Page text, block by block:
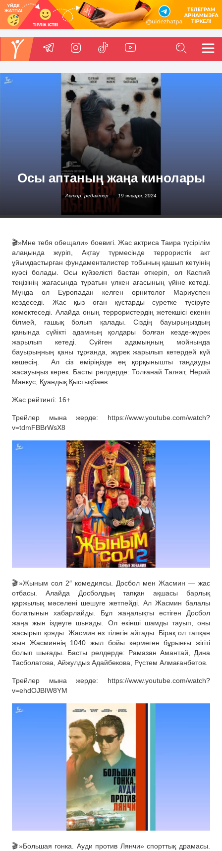
Осы аптаның жаңа кинолары
Автор: редактор 19 января, 2024
🎬»Мне тебя обещали» боевигі. Жас актриса Таира түсірілім
алаңында жүріп, Ақтау түрмесінде террористік акт
ұйымдастырған фундаменталистер тобының қашып кетуінің
куәсі болады. Осы күйзелісті бастан өткеріп, ол Каспий
теңізінің жағасында тұратын үлкен ағасының үйіне кетеді.
Мұнда ол Еуропадан келген орнитолог Мариуспен
кездеседі. Жас қыз оған құстарды суретке түсіруге
көмектеседі. Алайда оның террористердің жетекшісі екенін
білмей, ғашық болып қалады. Сіздің бауырыңыздың
қанында сүйікті адамның қолдары болған кезде-жүрек
жарылып кетеді. Сүйген адамыңның мойнында
бауырыңның қаны тұрғанда, жүрек жарылып кетердей күй
кешесің.
Ал сіз өміріңізде ең қорқынышты таңдауды
жасауыңыз керек. Басты рөлдерде: Толғанай Талғат, Нерий
Манкус, Қуандық Қыстықбаев.
Жас рейтингі: 16+
Трейлер мына жерде: https://www.youtube.com/watch?
v=tdmFBBrWsX8
🎬»Жыным сол 2″ комедиясы. Досбол мен Жасмин — жас
отбасы. Алайда Досболдың тапқан ақшасы барлық
қаржылық мәселені шешуге жетпейді. Ал Жасмин балалы
болатынын хабарлайды. Бұл жаңалықты естіген Досбол
жаңа жын іздеуге шығады. Ол екінші шамды тауып, оны
жасырып қояды. Жасмин өз тілегін айтады. Бірақ ол тапқан
жын Жасминнің 1040 жыл бойы көрмеген бұрынғы жігіті
болып шығады. Басты рөлдерде: Рамазан Амантай, Дина
Тасболатова, Айжулдыз Адайбекова, Рүстем Алмағанбетов.
Трейлер мына жерде: https://www.youtube.com/watch?
v=ehdOJBIW8YM
🎬»Большая гонка. Ауди против Лянчи» спорттық драмасы.